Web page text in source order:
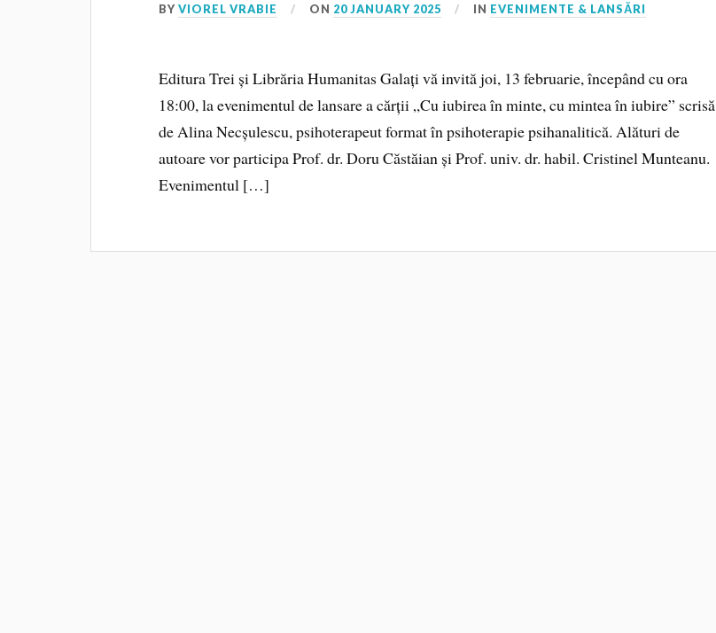
BYVIOREL VRABIE ON 20 JANUARY 2025 IN EVENIMENTE & LANSĂRI
Editura Trei și Librăria Humanitas Galați vă invită joi, 13 februarie, începând cu ora
18:00, la evenimentul de lansare a cărții „Cu iubirea în minte, cu mintea în iubire” scrisă
de Alina Necșulescu, psihoterapeut format în psihoterapie psihanalitică. Alături de
autoare vor participa Prof. dr. Doru Căstăian și Prof. univ. dr. habil. Cristinel Munteanu.
Evenimentul […]